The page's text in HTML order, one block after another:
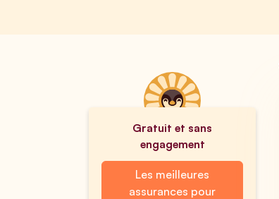
Gratuit et sans
engagement
Les meilleures
assurances pour